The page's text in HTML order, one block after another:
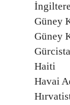
İngiltere
Güney
Güney
Haiti
Havai